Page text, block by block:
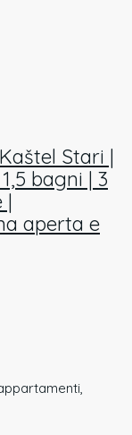
Stari |
bagni | 3
|
aperta e